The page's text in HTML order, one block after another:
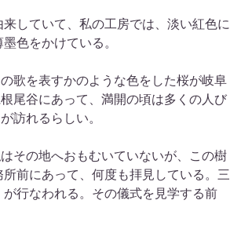
していて、私の工房では、淡い紅色に
色をかけている。
の歌を表すかのような色をした桜が岐阜
尾谷にあって、満開の頃は多くの人び
訪れるらしい。
その地へおもむいていないが、この樹
前にあって、何度も拝見している。三
行なわれる。その儀式を見学する前